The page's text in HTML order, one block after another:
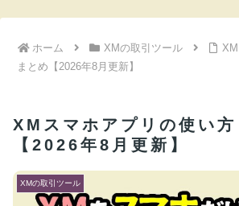
ホーム XMの取引ツール
まとめ【2026年8月更新】
XMスマホアプリの使い方
【2026年8月更新】
XMの取引ツール